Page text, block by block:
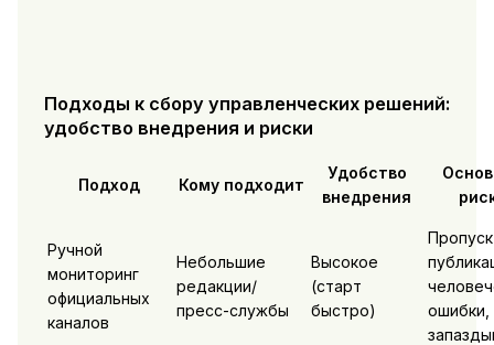
Подходы к сбору управленческих решений:
удобство внедрения и риски
Подход Кому подходит
Удобство
внедрения
Ручной
мониторинг
официальных
каналов
Небольшие
редакции/
пресс-службы
Высокое
(старт
быстро)
Пропуск
ошибки,